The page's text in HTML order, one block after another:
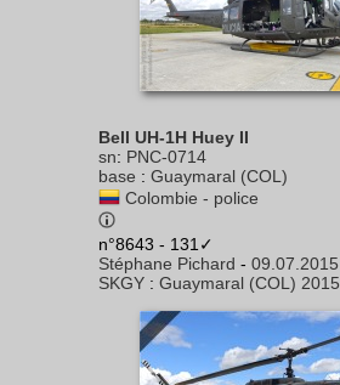
Bell UH-1H Huey II
sn: PNC-0714
base : Guaymaral (COL)
Colombie - police
n°8643 - 131✓
Stéphane Pichard - 09.07.2015
SKGY : Guaymaral (COL) 2015